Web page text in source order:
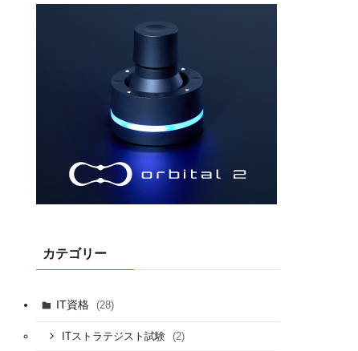
カテゴリー
IT資格 (28)
ITストラテジスト試験 (2)